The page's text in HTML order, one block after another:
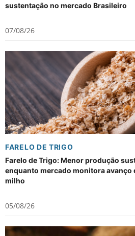
sustentação no mercado Brasileiro
07/08/26
FARELO DE TRIGO
Farelo de Trigo: Menor produção
enquanto mercado monitora avanço
milho
05/08/26